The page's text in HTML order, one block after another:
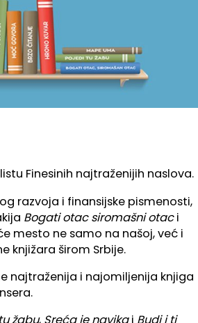
Finesinih najtraženijih naslova.
razvoja i finansijske pismenosti,
Bogati otac siromašni otaci
mesto ne samo na našoj, već i
knjižara širom Srbije.
najtraženija i najomiljenija knjiga